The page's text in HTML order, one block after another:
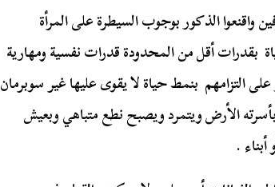
الذكور بوجوب السيطرة على المرأة
بقدرات أقل من المحدودة قدرات نفسية ومهارية
التزامهم بنمط حياة لا يقوى عليها غير سوبرمان
الأرض ويتمرد ويصبح نطع متباهي وبعيش
.